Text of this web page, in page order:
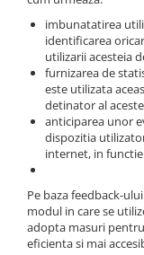
imbunatatirea
identificarea
utilizarii acesteia
furnizarea de
este utilizata
detinator al
anticiparea unor
dispozitia
internet, in
Pe baza feedback-
modul in care se
adopta masuri
eficienta si mai